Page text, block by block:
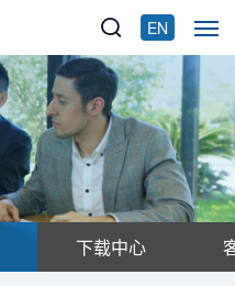
EN
下载中心